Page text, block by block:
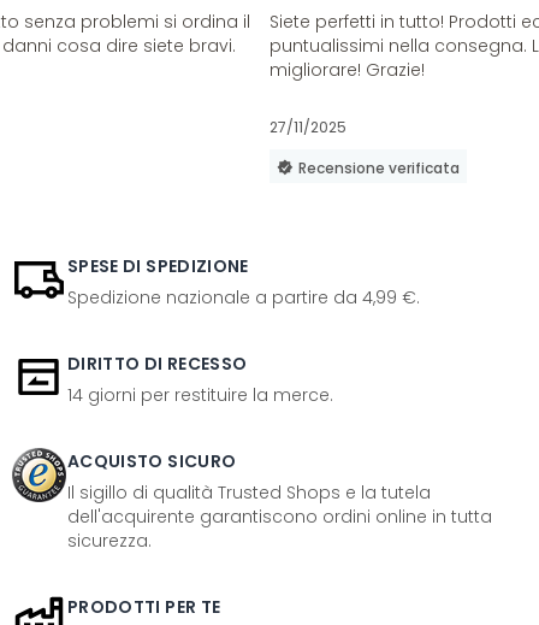
senza problemi si ordina il
cosa dire siete bravi.
Siete perfetti in tutto! Prodotti
puntualissimi nella consegna.
migliorare! Grazie!
27/11/2025
Recensione verificata
SPESE DI SPEDIZIONE
Spedizione nazionale a partire da 4,99 €.
DIRITTO DI RECESSO
14 giorni per restituire la merce.
ACQUISTO SICURO
Il sigillo di qualità Trusted Shops e la tutela
dell'acquirente garantiscono ordini online in tutta
sicurezza.
PRODOTTI PER TE